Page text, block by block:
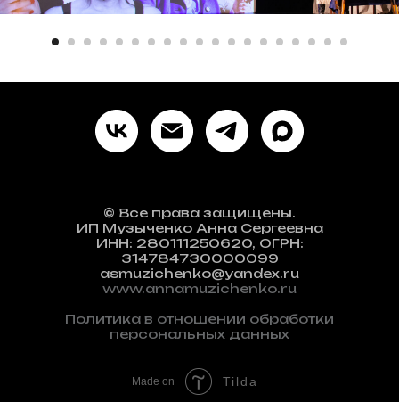
© Все права защищены.
ИП Музыченко Анна Сергеевна
ИНН: 280111250620, ОГРН:
314784730000099
asmuzichenko@yandex.ru
www.annamuzichenko.ru
Политика в отношении обработки
персональных данных
Made on Tilda